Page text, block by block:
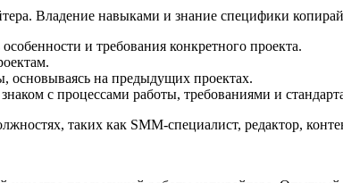
Владение навыками и знание специфики
и требования конкретного проекта.
основываясь на предыдущих проектах.
с процессами работы, требованиями и
таких как SMM-специалист, редактор,